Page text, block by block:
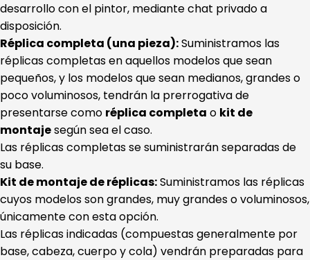
desarrollo con el pintor, mediante chat privado a
disposición.
Réplica completa (una pieza):Suministramos las
réplicas completas en aquellos modelos que sean
pequeños, y los modelos que sean medianos, grandes o
poco voluminosos, tendrán la prerrogativa de
presentarse como réplica completa o kit de
montajesegún sea el caso.
Las réplicas completas se suministrarán separadas de
su base.
Kit de montaje de réplicas:Suministramos las réplicas
cuyos modelos son grandes, muy grandes o voluminosos,
únicamente con esta opción.
Las réplicas indicadas (compuestas generalmente por
base, cabeza, cuerpo y cola) vendrán preparadas para